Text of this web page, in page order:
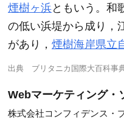
煙樹ヶ浜ともいう。和
の低い浜堤から成り，
があり， 煙樹海岸県立
出典 ブリタニカ国際大百科事
Webマーケティング・
株式会社コンフィデンス・